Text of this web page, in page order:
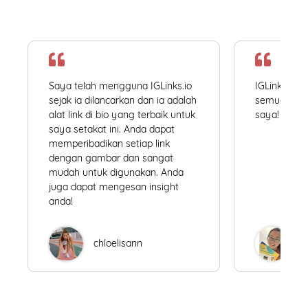
Saya telah mengguna IGLinks.io
sejak ia dilancarkan dan ia adalah
alat link di bio yang terbaik untuk
saya setakat ini. Anda dapat
memperibadikan setiap link
dengan gambar dan sangat
mudah untuk digunakan. Anda
juga dapat mengesan insight
anda!
chloelisann
IGLinks.io
semua
saya!